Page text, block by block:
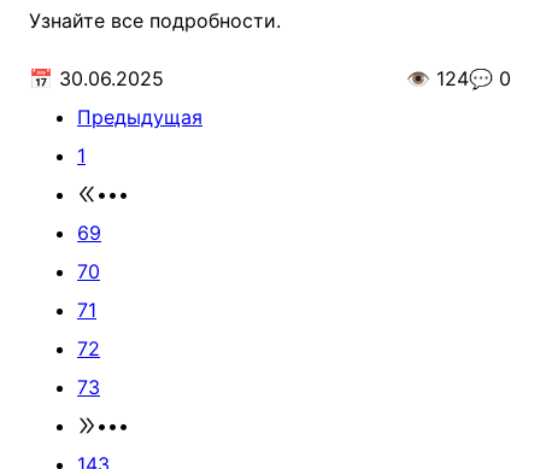
Узнайте все подробности.
📅 30.06.2025 👁️ 124💬 0
Предыдущая
1
•••
69
70
71
72
73
•••
143